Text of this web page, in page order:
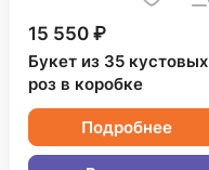
15 550 ₽
Букет из 35 кустовых
роз в коробке
Подробнее